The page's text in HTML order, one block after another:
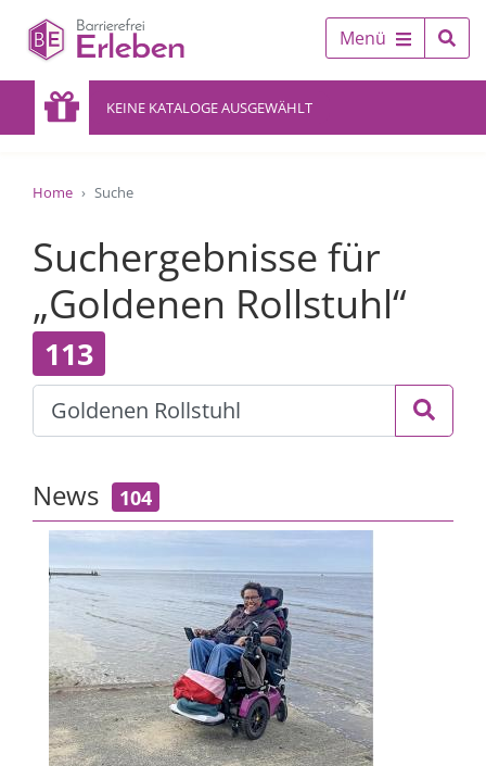
Menü
KEINE KATALOGE AUSGEWÄHLT
Home Suche
Suchergebnisse für
„Goldenen Rollstuhl“
113
News 104